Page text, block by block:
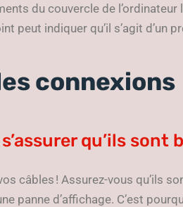
du couvercle de
peut indiquer qu’il s’agit d’un
connexions
qu’ils sont
câbles ! Assurez-vous qu’ils
panne d’affichage. C’est